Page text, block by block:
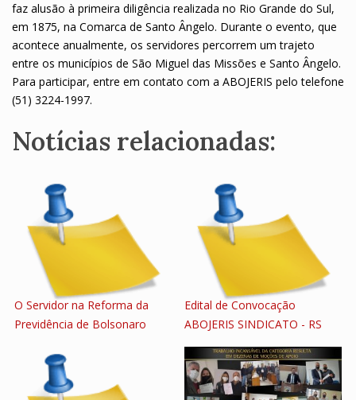
faz alusão à primeira diligência realizada no Rio Grande do Sul,
em 1875, na Comarca de Santo Ângelo. Durante o evento, que
acontece anualmente, os servidores percorrem um trajeto
entre os municípios de São Miguel das Missões e Santo Ângelo.
Para participar, entre em contato com a ABOJERIS pelo telefone
(51) 3224-1997.
Notícias relacionadas:
O Servidor na Reforma da
Previdência de Bolsonaro
Edital de Convocação
ABOJERIS SINDICATO - RS